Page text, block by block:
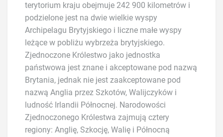
terytorium kraju obejmuje 242 900 kilometrów i
podzielone jest na dwie wielkie wyspy
Archipelagu Brytyjskiego i liczne małe wyspy
leżące w pobliżu wybrzeża brytyjskiego.
Zjednoczone Królestwo jako jednostka
państwowa jest znane i akceptowane pod nazwą
Brytania, jednak nie jest zaakceptowane pod
nazwą Anglia przez Szkotów, Walijczyków i
ludność Irlandii Północnej. Narodowości
Zjednoczonego Królestwa zajmują cztery
regiony: Anglię, Szkocję, Walię i Północną